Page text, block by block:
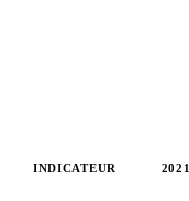
INDICATEUR 2021